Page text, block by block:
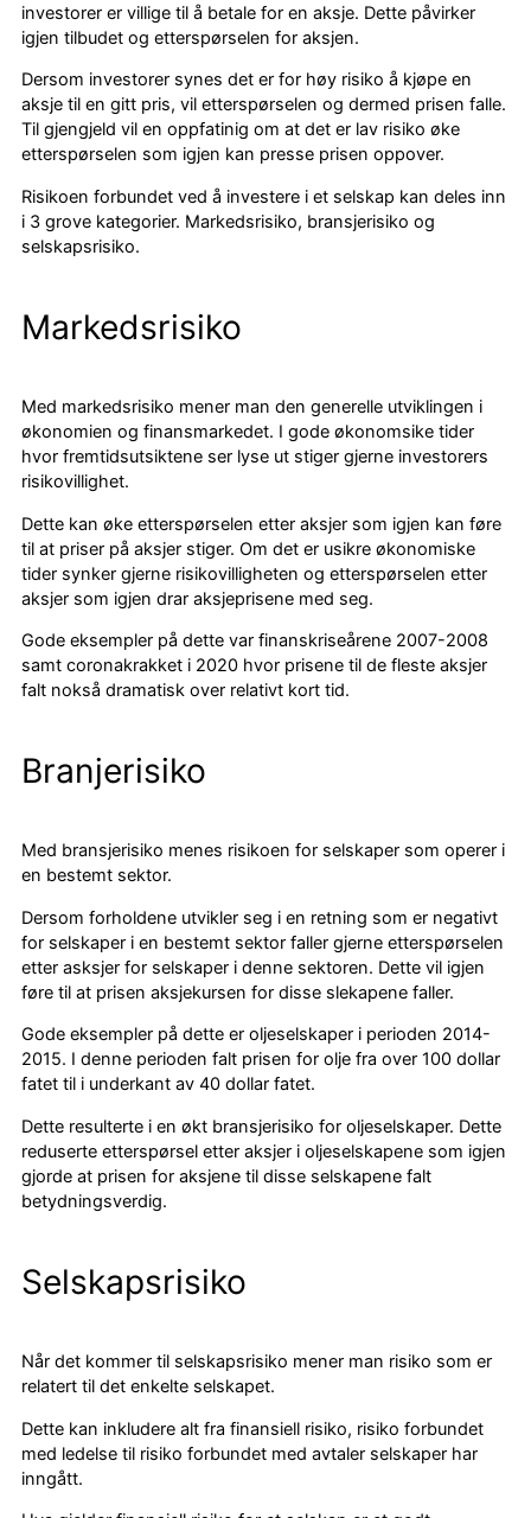
investorer er villige til å betale for en aksje. Dette påvirker
igjen tilbudet og etterspørselen for aksjen.
Dersom investorer synes det er for høy risiko å kjøpe en
aksje til en gitt pris, vil etterspørselen og dermed prisen falle.
Til gjengjeld vil en oppfatinig om at det er lav risiko øke
etterspørselen som igjen kan presse prisen oppover.
Risikoen forbundet ved å investere i et selskap kan deles inn
i 3 grove kategorier. Markedsrisiko, bransjerisiko og
selskapsrisiko.
Markedsrisiko
Med markedsrisiko mener man den generelle utviklingen i
økonomien og finansmarkedet. I gode økonomsike tider
hvor fremtidsutsiktene ser lyse ut stiger gjerne investorers
risikovillighet.
Dette kan øke etterspørselen etter aksjer som igjen kan føre
til at priser på aksjer stiger. Om det er usikre økonomiske
tider synker gjerne risikovilligheten og etterspørselen etter
aksjer som igjen drar aksjeprisene med seg.
Gode eksempler på dette var finanskriseårene 2007-2008
samt coronakrakket i 2020 hvor prisene til de fleste aksjer
falt nokså dramatisk over relativt kort tid.
Branjerisiko
Med bransjerisiko menes risikoen for selskaper som operer i
en bestemt sektor.
Dersom forholdene utvikler seg i en retning som er negativt
for selskaper i en bestemt sektor faller gjerne etterspørselen
etter asksjer for selskaper i denne sektoren. Dette vil igjen
føre til at prisen aksjekursen for disse slekapene faller.
Gode eksempler på dette er oljeselskaper i perioden 2014-
2015. I denne perioden falt prisen for olje fra over 100 dollar
fatet til i underkant av 40 dollar fatet.
Dette resulterte i en økt bransjerisiko for oljeselskaper. Dette
reduserte etterspørsel etter aksjer i oljeselskapene som igjen
gjorde at prisen for aksjene til disse selskapene falt
betydningsverdig.
Selskapsrisiko
Når det kommer til selskapsrisiko mener man risiko som er
relatert til det enkelte selskapet.
Dette kan inkludere alt fra finansiell risiko, risiko forbundet
med ledelse til risiko forbundet med avtaler selskaper har
inngått.